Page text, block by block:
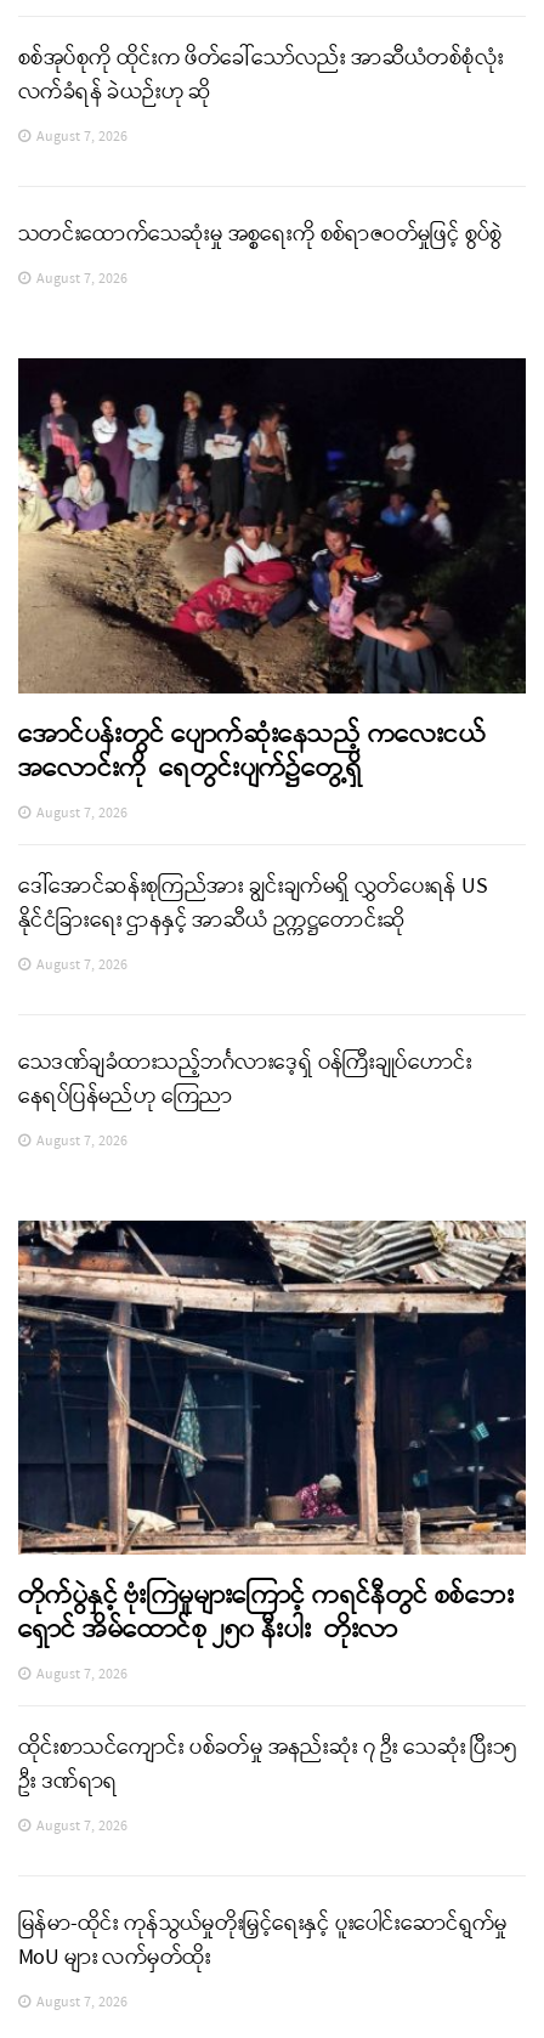
စစ်အုပ်စုကို ထိုင်းက ဖိတ်ခေါ်သော်လည်း အာဆီယံတစ်စုံလုံး
လက်ခံရန် ခဲယဉ်းဟု ဆို
August 7, 2026
သတင်းထောက်သေဆုံးမှု အစ္စရေးကို စစ်ရာဇဝတ်မှုဖြင့် စွပ်စွဲ
August 7, 2026
အောင်ပန်းတွင် ပျောက်ဆုံးနေသည့် ကလေးငယ်
အလောင်းကို ရေတွင်းပျက်၌တွေ့ရှိ
August 7, 2026
ဒေါ်အောင်ဆန်းစုကြည်အား ချွင်းချက်မရှိ လွှတ်ပေးရန် US
နိုင်ငံခြားရေး ဌာနနှင့် အာဆီယံ ဥက္ကဋ္ဌတောင်းဆို
August 7, 2026
သေဒဏ်ချခံထားသည့်ဘင်္ဂလားဒေ့ရှ် ဝန်ကြီးချုပ်ဟောင်း
နေရပ်ပြန်မည်ဟု ကြေညာ
August 7, 2026
တိုက်ပွဲနှင့် ဗုံးကြဲမှုများကြောင့် ကရင်နီတွင် စစ်ဘေး
ရှောင် အိမ်ထောင်စု ၂၅၀ နီးပါး တိုးလာ
August 7, 2026
ထိုင်းစာသင်ကျောင်း ပစ်ခတ်မှု အနည်းဆုံး ၇ ဦး သေဆုံး ပြီး၁၅
ဦး ဒဏ်ရာရ
August 7, 2026
မြန်မာ-ထိုင်း ကုန်သွယ်မှုတိုးမြှင့်ရေးနှင့် ပူးပေါင်းဆောင်ရွက်မှု
MoU များ လက်မှတ်ထိုး
August 7, 2026